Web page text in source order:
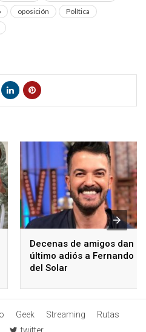
oposición
Política
Decenas de amigos dan
último adiós a Fernando
del Solar
Geek Streaming
Rutas